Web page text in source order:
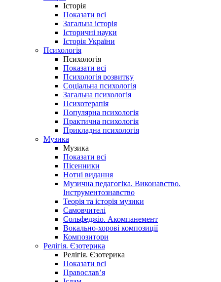
Історія
Показати всі
Загальна історія
Історичні науки
Історія України
Психологія
Психологія
Показати всі
Психологія розвитку
Соціальна психологія
Загальна психологія
Психотерапія
Популярна психологія
Практична психологія
Прикладна психологія
Музика
Музика
Показати всі
Пісенники
Нотні видання
Музична педагогіка. Виконавство.
Інструментознавство
Теорія та історія музики
Самовчителі
Сольфеджіо. Акомпанемент
Вокально-хорові композиції
Композитори
Релігія. Єзотерика
Релігія. Єзотерика
Показати всі
Православ’я